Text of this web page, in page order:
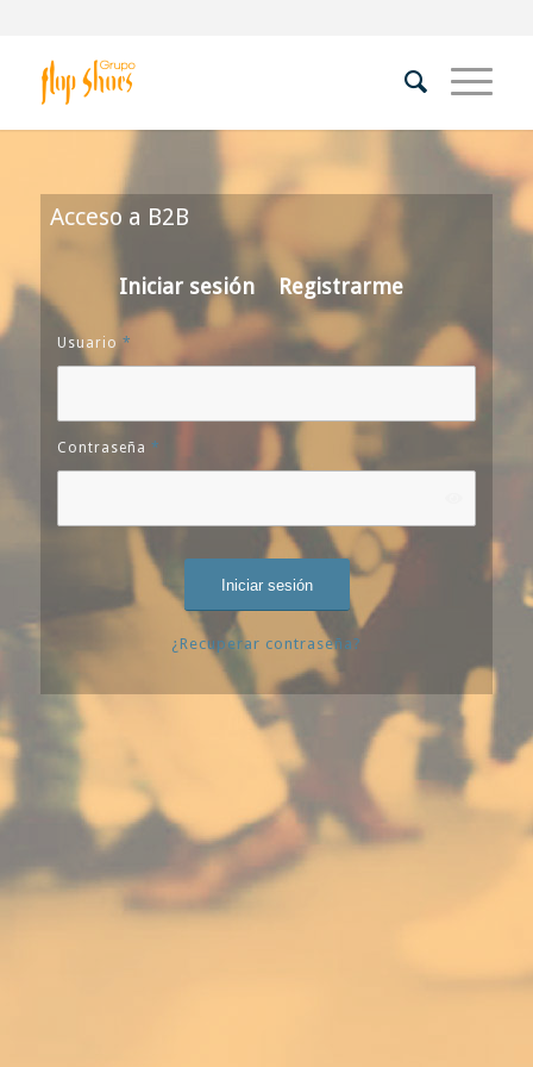
Acceso a B2B
Iniciar sesión Registrarme
Usuario *
Contraseña *
¿Recuperar contraseña?